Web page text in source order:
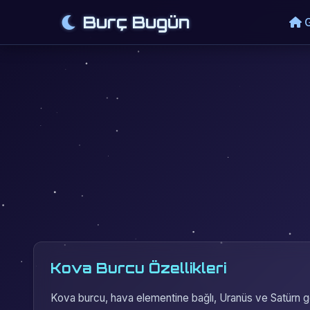
Burç Bugün
Kova Burcu Özellikleri
Kova burcu, hava elementine bağlı, Uranüs ve Satürn